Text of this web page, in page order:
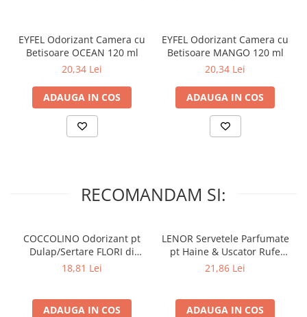
Deodorante & Parfumuri
Parfumuri
Spray
Pet Shop
Covoare & Tapiterii
EYFEL Odorizant Camera cu
Betisoare OCEAN 120 ml
20,34 Lei
ADAUGA IN COS
EYFEL Odorizant Camera cu
Betisoare MANGO 120 ml
20,34 Lei
ADAUGA IN COS
RECOMANDAM SI:
COCCOLINO Odorizant pt
Dulap/Sertare FLORI di
PRIMAVERA 3 buc
18,81 Lei
ADAUGA IN COS
LENOR Servetele Parfumate
pt Haine & Uscator Rufe
SPRING AWAKENING 34 buc
21,86 Lei
ADAUGA IN COS